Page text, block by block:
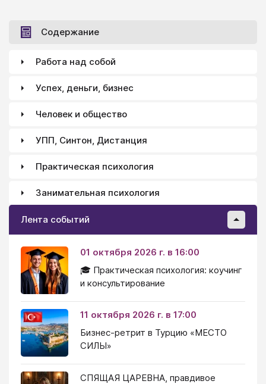
фактор (или факторы), поддерживает остальные
неизменными и наблюдает результаты
Содержание
Работа над собой
Успех, деньги, бизнес
Человек и общество
УПП, Синтон, Дистанция
Практическая психология
Занимательная психология
Лента событий
01 октября 2026 г. в 16:00
🎓 Практическая психология: коучинг
и консультирование
11 октября 2026 г. в 17:00
Бизнес-ретрит в Турцию «МЕСТО
СИЛЫ»
СПЯЩАЯ ЦАРЕВНА, правдивое